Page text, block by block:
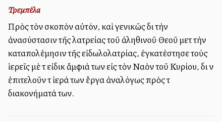
Τρεμπέλα
Πρὸς τὸν σκοπὸν αὐτόν, καὶ γενικῶς διὰ τὴν
ἀνασύστασιν τῆς λατρείας τοῦ ἀληθινοῦ Θεοῦ μετὰ τὴν
καταπολέμησιν τῆς εἰδωλολατρίας, ἐγκατέστησε τοὺς
ἱερεῖς μὲ τὰ εἰδικὰ ἄμφιά των εἰς τὸν Ναὸν τοῦ Κυρίου, διὰ νὰ
ἐπιτελοῦν τὰ ἱερά των ἔργα ἀναλόγως πρὸς τὰ
διακονήματά των.